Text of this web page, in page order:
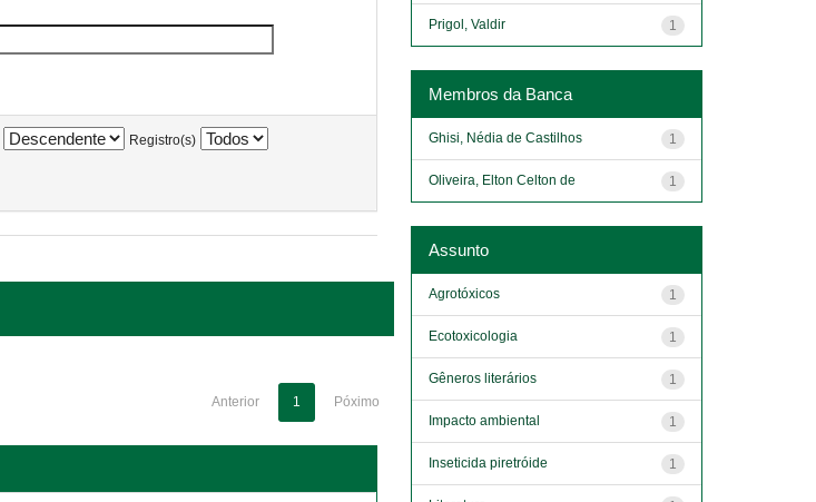
Registro(s)
Anterior 1 Póximo
1
Prigol, Valdir
Membros da Banca
1
Ghisi, Nédia de Castilhos
1
Oliveira, Elton Celton de
Assunto
1
Agrotóxicos
1
Ecotoxicologia
1
Gêneros literários
1
Impacto ambiental
1
Inseticida piretróide